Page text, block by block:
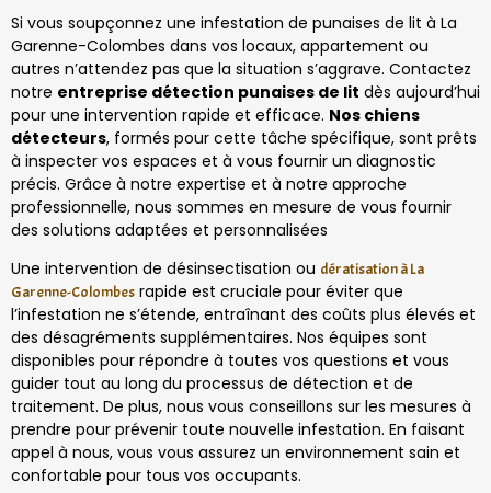
Si vous soupçonnez une infestation de punaises de lit à La
Garenne-Colombes dans vos locaux, appartement ou
autres n’attendez pas que la situation s’aggrave. Contactez
notre entreprise détection punaises de lit dès aujourd’hui
pour une intervention rapide et efficace. Nos chiens
détecteurs, formés pour cette tâche spécifique, sont prêts
à inspecter vos espaces et à vous fournir un diagnostic
précis. Grâce à notre expertise et à notre approche
professionnelle, nous sommes en mesure de vous fournir
des solutions adaptées et personnalisées
Une intervention de désinsectisation ou dératisation à La
Garenne-Colombes rapide est cruciale pour éviter que
l’infestation ne s’étende, entraînant des coûts plus élevés et
des désagréments supplémentaires. Nos équipes sont
disponibles pour répondre à toutes vos questions et vous
guider tout au long du processus de détection et de
traitement. De plus, nous vous conseillons sur les mesures à
prendre pour prévenir toute nouvelle infestation. En faisant
appel à nous, vous vous assurez un environnement sain et
confortable pour tous vos occupants.